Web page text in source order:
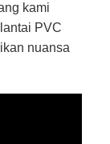
kami
PVC
nuansa